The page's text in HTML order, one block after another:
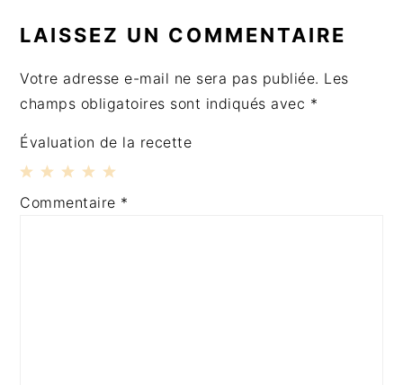
DU
LECTEUR
LAISSEZ UN COMMENTAIRE
Votre adresse e-mail ne sera pas publiée. Les
champs obligatoires sont indiqués avec *
Évaluation de la recette
5
4
3
2
1
Commentaire *